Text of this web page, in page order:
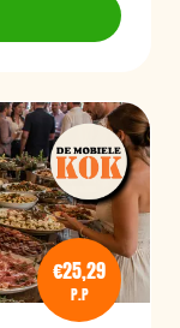
€25,29
P.P